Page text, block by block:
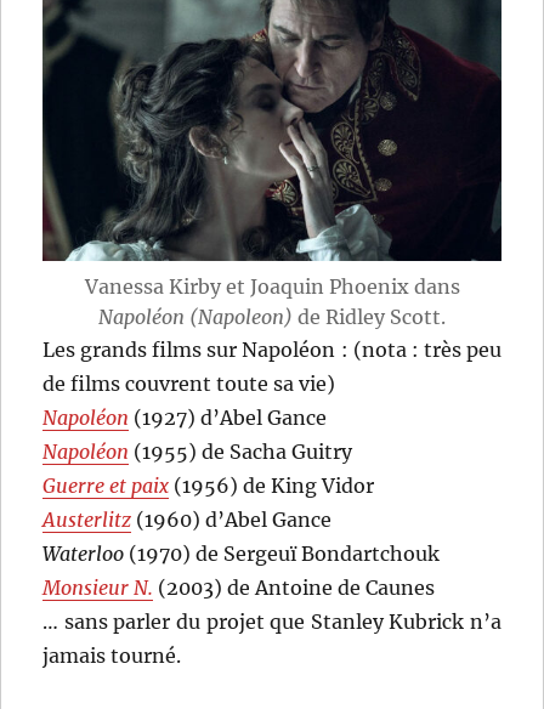
Vanessa Kirby et Joaquin Phoenix dans
Napoléon (Napoleon) de Ridley Scott.
Les grands films sur Napoléon : (nota : très peu
de films couvrent toute sa vie)
Napoléon (1927) d’Abel Gance
Napoléon (1955) de Sacha Guitry
Guerre et paix (1956) de King Vidor
Austerlitz (1960) d’Abel Gance
Waterloo (1970) de Sergeuï Bondartchouk
Monsieur N. (2003) de Antoine de Caunes
… sans parler du projet que Stanley Kubrick n’a
jamais tourné.